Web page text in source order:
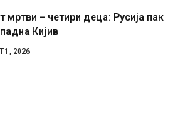
мртви – четири деца: Русија пак
Кијив
1, 2026